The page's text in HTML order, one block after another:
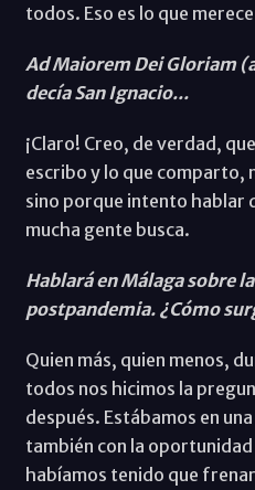
todos. Eso es lo que
Ad Maiorem Dei Gloriam
decía San Ignacio...
¡Claro! Creo, de verdad,
escribo y lo que comparto,
sino porque intento hablar
mucha gente busca.
Hablará en Málaga sobre
postpandemia. ¿Cómo
Quien más, quien menos,
todos nos hicimos la
después. Estábamos en
también con la
habíamos tenido que